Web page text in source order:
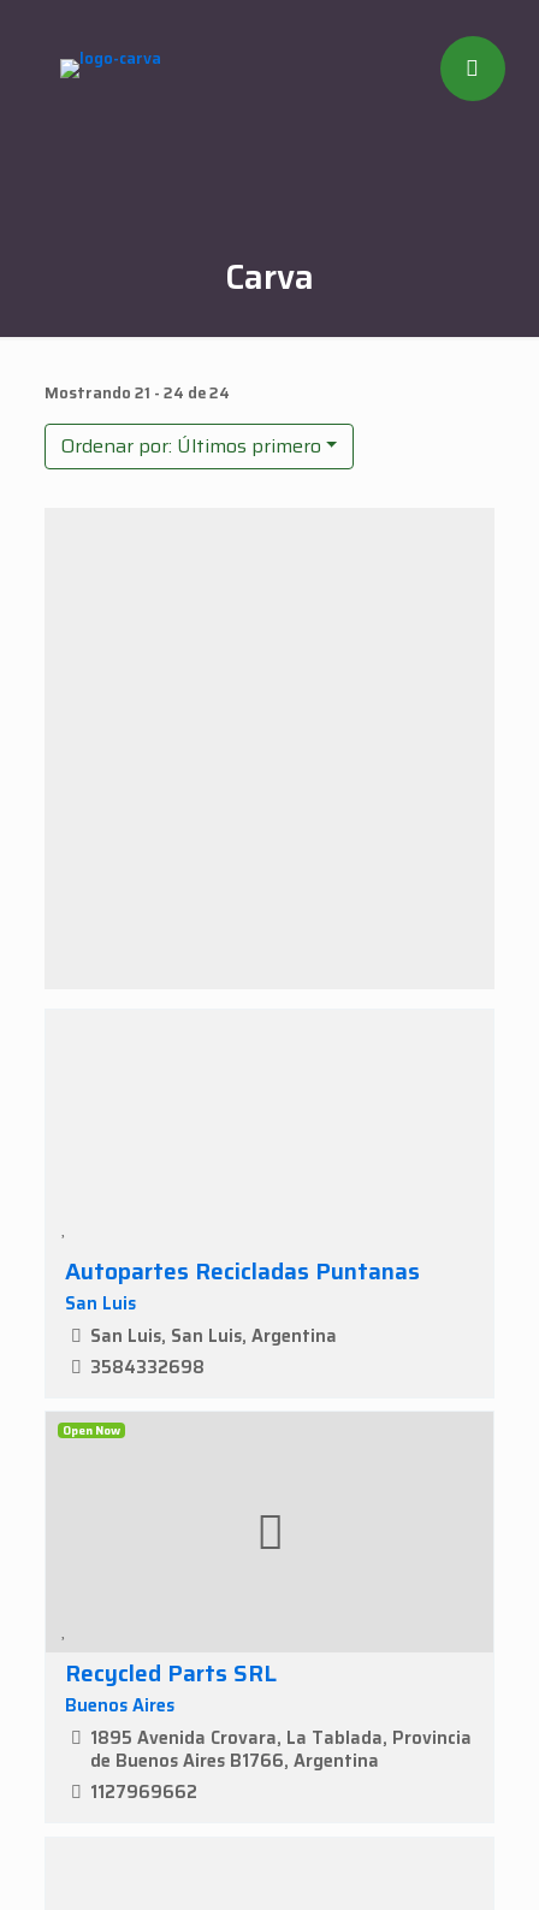
Carva
Mostrando 21 - 24 de 24
Ordenar por: Últimos primero
Autopartes Recicladas Puntanas
San Luis
San Luis, San Luis, Argentina
3584332698
Recycled Parts SRL
Buenos Aires
1895 Avenida Crovara, La Tablada, Provincia
de Buenos Aires B1766, Argentina
1127969662
Open Now